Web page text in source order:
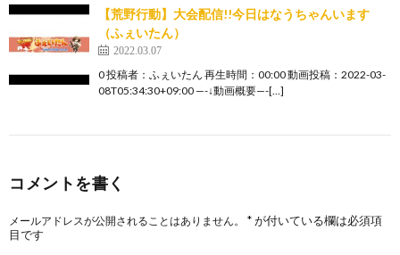
【荒野行動】大会配信!!今日はなうちゃんいます
（ふぇいたん）
2022.03.07
0 投稿者：ふぇいたん 再生時間：00:00 動画投稿：2022-03-
08T05:34:30+09:00 —-↓動画概要—-[…]
コメントを書く
メールアドレスが公開されることはありません。 *が付いている欄は必須項
目です